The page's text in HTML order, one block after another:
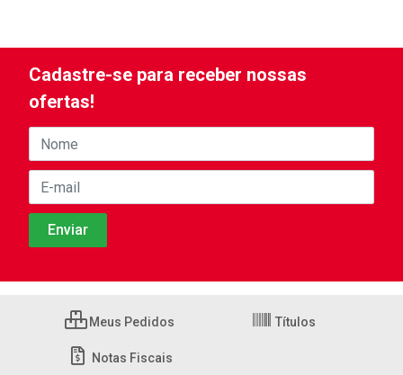
Cadastre-se para receber nossas
ofertas!
Meus Pedidos Títulos
Notas Fiscais